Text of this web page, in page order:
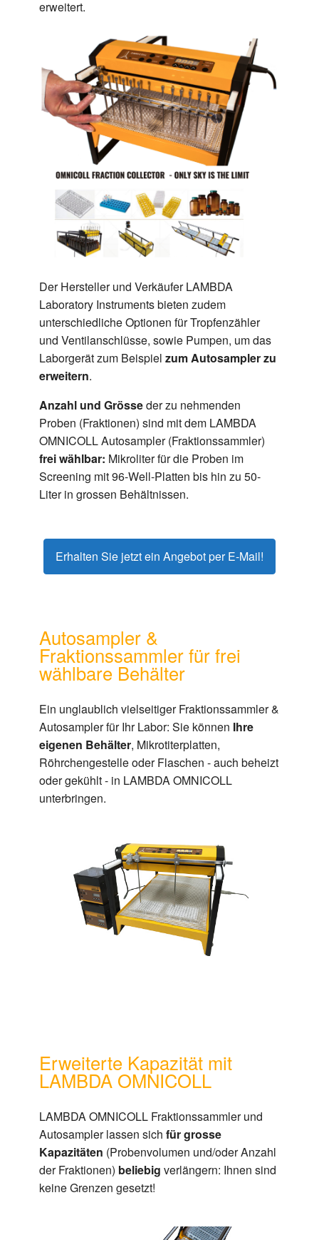
erweitert.
Der Hersteller und Verkäufer LAMBDA
Laboratory Instruments bieten zudem
unterschiedliche Optionen für Tropfenzähler
und Ventilanschlüsse, sowie Pumpen, um das
Laborgerät zum Beispiel zum Autosampler zu
erweitern.
Anzahl und Grösseder zu nehmenden
Proben (Fraktionen) sind mit dem LAMBDA
OMNICOLL Autosampler (Fraktionssammler)
frei wählbar: Mikroliter für die Proben im
Screening mit 96-Well-Platten bis hin zu 50-
Liter in grossen Behältnissen.
Erhalten Sie jetzt ein Angebot per E-Mail!
Autosampler &
Fraktionssammler für frei
wählbare Behälter
Ein unglaublich vielseitiger Fraktionssammler &
Autosampler für Ihr Labor: Sie können Ihre
eigenen Behälter, Mikrotiterplatten,
Röhrchengestelle oder Flaschen - auch beheizt
oder gekühlt - in LAMBDA OMNICOLL
unterbringen.
Erweiterte Kapazität mit
LAMBDA OMNICOLL
LAMBDA OMNICOLL Fraktionssammler und
Autosampler lassen sich für grosse
Kapazitäten (Probenvolumen und/oder Anzahl
der Fraktionen) beliebig verlängern: Ihnen sind
keine Grenzen gesetzt!